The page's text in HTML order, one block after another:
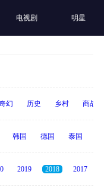
电视剧 明星
幻 历史 乡村 商战
韩国 德国 泰国
2019 2018 2017